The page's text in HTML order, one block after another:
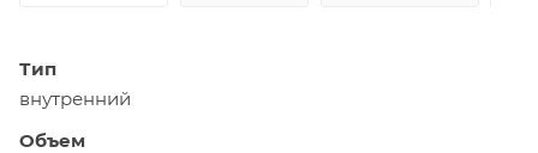
Тип
внутренний
Объем